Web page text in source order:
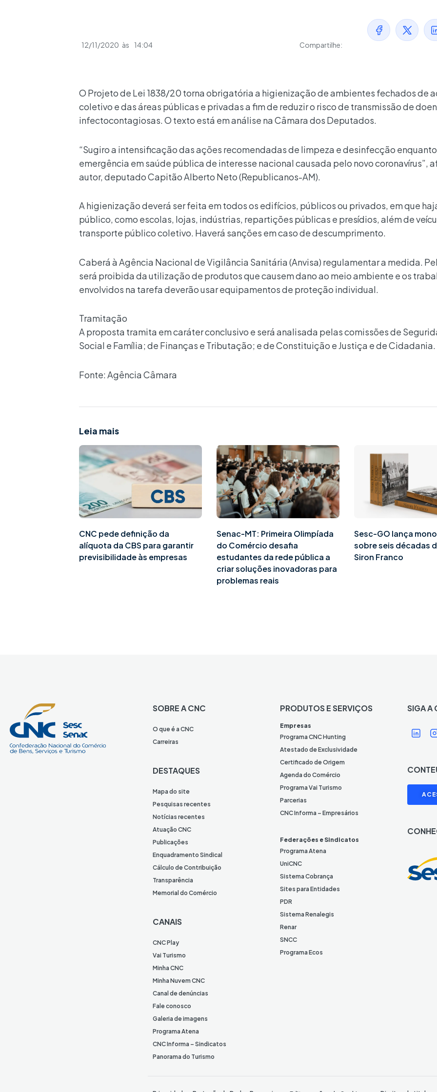
12/11/2020 às 14:04 Compartilhe:
O Projeto de Lei 1838/20 torna obrigatória a higienização de ambientes fechados de
coletivo e das áreas públicas e privadas a fim de reduzir o risco de transmissão de
infectocontagiosas. O texto está em análise na Câmara dos Deputados.
“Sugiro a intensificação das ações recomendadas de limpeza e desinfecção
emergência em saúde pública de interesse nacional causada pelo novo coronavírus”,
autor, deputado Capitão Alberto Neto (Republicanos-AM).
A higienização deverá ser feita em todos os edifícios, públicos ou privados, em que
público, como escolas, lojas, indústrias, repartições públicas e presídios, além de
transporte público coletivo. Haverá sanções em caso de descumprimento.
Caberá à Agência Nacional de Vigilância Sanitária (Anvisa) regulamentar a medida.
será proibida da utilização de produtos que causem dano ao meio ambiente e os
envolvidos na tarefa deverão usar equipamentos de proteção individual.
Tramitação
A proposta tramita em caráter conclusivo e será analisada pelas comissões de
Social e Família; de Finanças e Tributação; e de Constituição e Justiça e de Cidadania.
Fonte: Agência Câmara
Leia mais
CNC pede definição da
alíquota da CBS para garantir
previsibilidade às empresas
Senac-MT: Primeira Olimpíada
do Comércio desafia
estudantes da rede pública a
criar soluções inovadoras para
problemas reais
Sesc-GO lança
sobre seis décadas
Siron Franco
SOBRE A CNC
O que é a CNC
Carreiras
DESTAQUES
Mapa do site
Pesquisas recentes
Notícias recentes
Atuação CNC
Publicações
Enquadramento Sindical
Cálculo de Contribuição
Transparência
Memorial do Comércio
CANAIS
CNC Play
Vai Turismo
Minha CNC
Minha Nuvem CNC
Canal de denúncias
Fale conosco
Galeria de imagens
Programa Atena
CNC Informa – Sindicatos
Panorama do Turismo
PRODUTOS E SERVIÇOS
Empresas
Programa CNC Hunting
Atestado de Exclusividade
Certificado de Origem
Agenda do Comércio
Programa Vai Turismo
Parcerias
CNC Informa – Empresários
Federações e Sindicatos
Programa Atena
UniCNC
Sistema Cobrança
Sites para Entidades
PDR
Sistema Renalegis
Renar
SNCC
Programa Ecos
SIGA A
Í
c
n
e
L
i
k
e
I
n
Í
I